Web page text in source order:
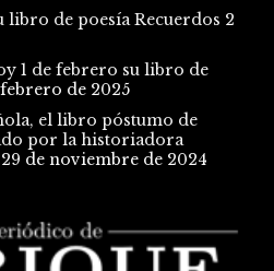
libro de poesía Recuerdos 2
1 de febrero su libro de
febrero de 2025
el libro póstumo de
por la historiadora
29 de noviembre de 2024